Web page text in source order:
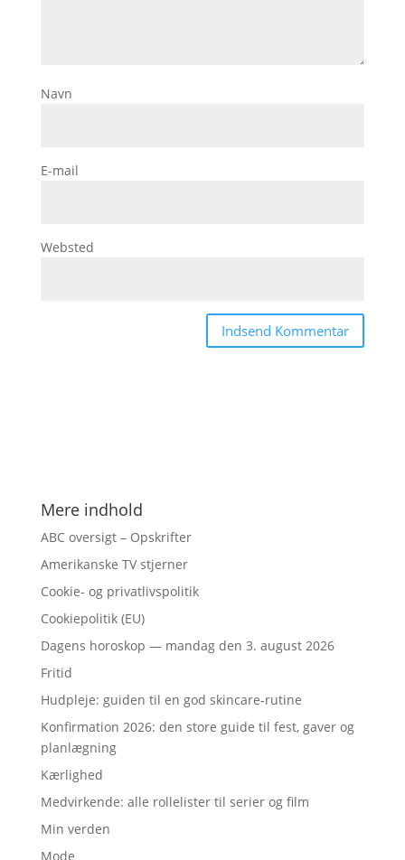
Navn
E-mail
Websted
Mere indhold
ABC oversigt – Opskrifter
Amerikanske TV stjerner
Cookie- og privatlivspolitik
Cookiepolitik (EU)
Dagens horoskop — mandag den 3. august 2026
Fritid
Hudpleje: guiden til en god skincare-rutine
Konfirmation 2026: den store guide til fest, gaver og
planlægning
Kærlighed
Medvirkende: alle rollelister til serier og film
Min verden
Mode